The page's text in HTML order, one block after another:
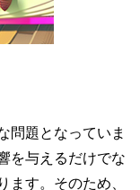
問題となっていま
を与えるだけでな
ます。そのため、